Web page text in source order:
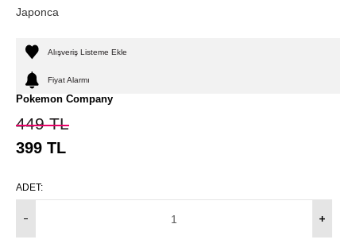
Japonca
Alışveriş Listeme Ekle
Fiyat Alarmı
Pokemon Company
449TL
399 TL
ADET: